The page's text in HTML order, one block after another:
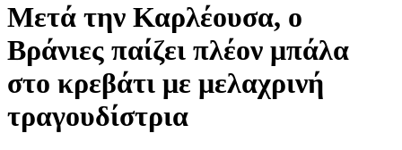
Μετά την Καρλέουσα, ο
Βράνιες παίζει πλέον μπάλα
στο κρεβάτι με μελαχρινή
τραγουδίστρια